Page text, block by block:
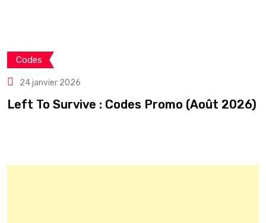
Codes
24 janvier 2026
Left To Survive : Codes Promo (Août 2026)